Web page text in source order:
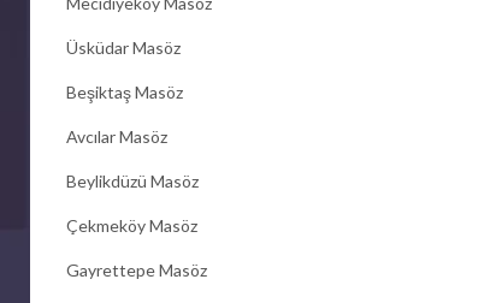
Üsküdar Masöz
Beşiktaş Masöz
Avcılar Masöz
Beylikdüzü Masöz
Çekmeköy Masöz
Gayrettepe Masöz